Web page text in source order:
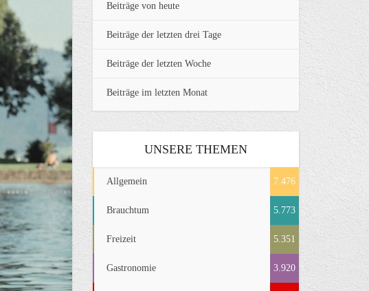
Beiträge von heute
Beiträge der letzten drei Tage
Beiträge der letzten Woche
Beiträge im letzten Monat
UNSERE THEMEN
Allgemein 7.476
Brauchtum 5.773
Freizeit 5.351
Gastronomie 3.920